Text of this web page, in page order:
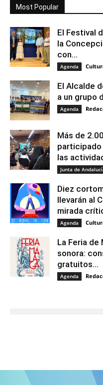
Most Popular
El Festival
la
con...
Agenda
El Alcalde
a un grupo
Agenda
Más de
participado
las
Junta de
Diez
llevarán al
mirada
Agenda
La Feria de
sonora:
gratuitos...
Agenda